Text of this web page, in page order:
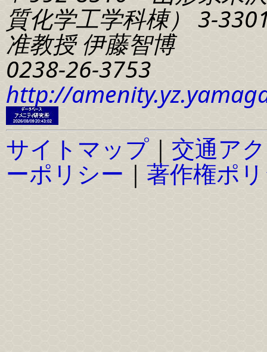
質化学工学科棟） 3-
准教授 伊藤智博
0238-26-3753
http://
サイトマップ ｜ 交通ア
ーポリシー ｜ 著作権ポ